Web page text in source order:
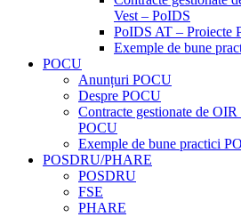
Vest – PoIDS
PoIDS AT – Proiecte
Exemple de bune
POCU
Anunțuri POCU
Despre POCU
Contracte gestionate de
POCU
Exemple de bune practici
POSDRU/PHARE
POSDRU
FSE
PHARE